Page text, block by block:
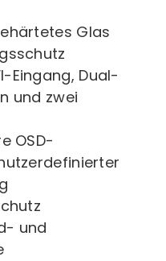
Glas
Eingang, Dual-
und zwei
OSD-
und